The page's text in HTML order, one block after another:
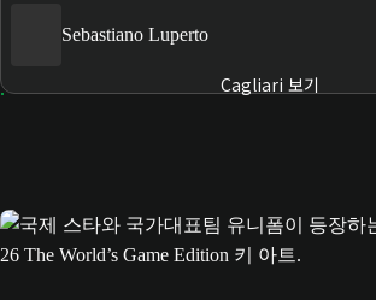
Sebastiano Luperto
Cagliari 보기